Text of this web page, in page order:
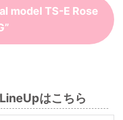
model TS-E Rose
はこちら